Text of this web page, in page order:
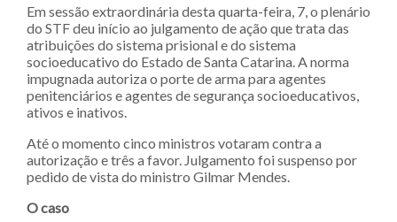
Em sessão extraordinária desta quarta-feira, 7, o plenário
do STF deu início ao julgamento de ação que trata das
atribuições do sistema prisional e do sistema
socioeducativo do Estado de Santa Catarina. A norma
impugnada autoriza o porte de arma para agentes
penitenciários e agentes de segurança socioeducativos,
ativos e inativos.
Até o momento cinco ministros votaram contra a
autorização e três a favor. Julgamento foi suspenso por
pedido de vista do ministro Gilmar Mendes.
O caso